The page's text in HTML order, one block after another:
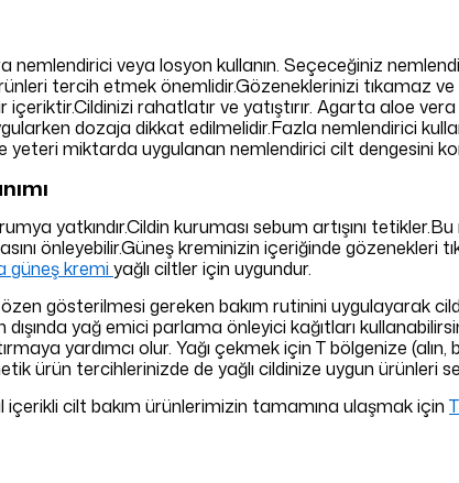
nemlendirici veya losyon kullanın. Seçeceğiniz
tercih etmek önemlidir.Gözeneklerinizi tıkamaz ve
içeriktir.Cildinizi rahatlatır ve yatıştırır. Agarta aloe
dozaja dikkat edilmelidir.Fazla nemlendirici
miktarda uygulanan nemlendirici cilt dengesini
yatkındır.Cildin kuruması sebum artışını
önleyebilir.Güneş kreminizin içeriğinde gözenekleri
güneş kremi yağlı ciltler için uygundur.
gösterilmesi gereken bakım rutinini uygulayarak
dışında yağ emici parlama önleyici kağıtları
yardımcı olur. Yağı çekmek için T bölgenize
ürün tercihlerinizde de yağlı cildinize uygun ürünleri
cilt bakım ürünlerimizin tamamına ulaşmak için